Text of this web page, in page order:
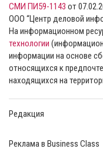
СМИ ПИ59-1143 от
ООО “Центр деловой
На информационном
технологии
информации на основе
относящихся к
находящихся на
Редакция
Реклама в Business Class